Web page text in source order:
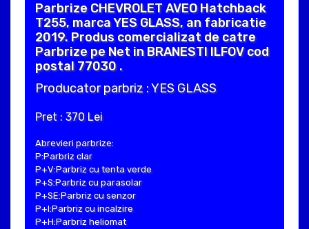
Parbrize CHEVROLET AVEO Hatchback
T255, marca YES GLASS, an fabricatie
2019. Produs comercializat de catre
Parbrize pe Net in BRANESTI ILFOV cod
postal 77030 .
Producator parbriz : YES GLASS
Pret : 370 Lei
Abrevieri parbrize:
P:Parbriz clar
P+V:Parbriz cu tenta verde
P+S:Parbriz cu parasolar
P+SE:Parbriz cu senzor
P+I:Parbriz cu incalzire
P+H:Parbriz heliomat